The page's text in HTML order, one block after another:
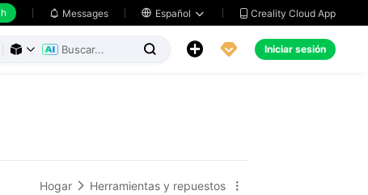
 Messages  Español   Creality Cloud App
     Iniciar sesión
Hogar  Herramientas y repuestos 